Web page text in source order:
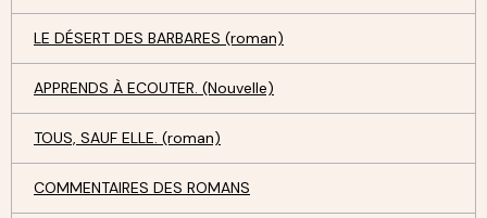
LE DÉSERT DES BARBARES (roman)
APPRENDS À ECOUTER. (Nouvelle)
TOUS, SAUF ELLE. (roman)
COMMENTAIRES DES ROMANS